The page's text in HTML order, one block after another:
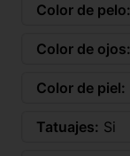
Color de pelo:
Color de ojos:
Color de piel:
Tatuajes: Si